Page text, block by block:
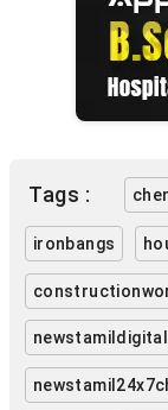
Tags :
ironbangs